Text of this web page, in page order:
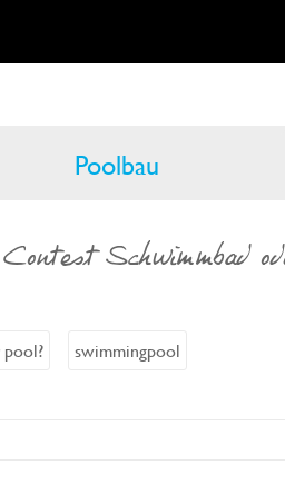
Poolbau
Schwimmbad
swimmingpool